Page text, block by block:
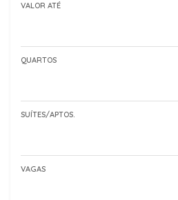
VALOR ATÉ
QUARTOS
SUÍTES/APTOS.
VAGAS